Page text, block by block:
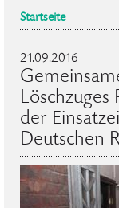
Startseite
21.09.2016
der
Deutschen